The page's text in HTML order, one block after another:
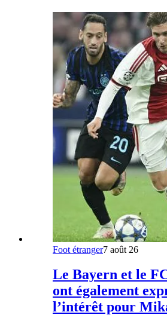
Foot étranger7 août 26
Le Bayern et le
ont également
l’intérêt pour